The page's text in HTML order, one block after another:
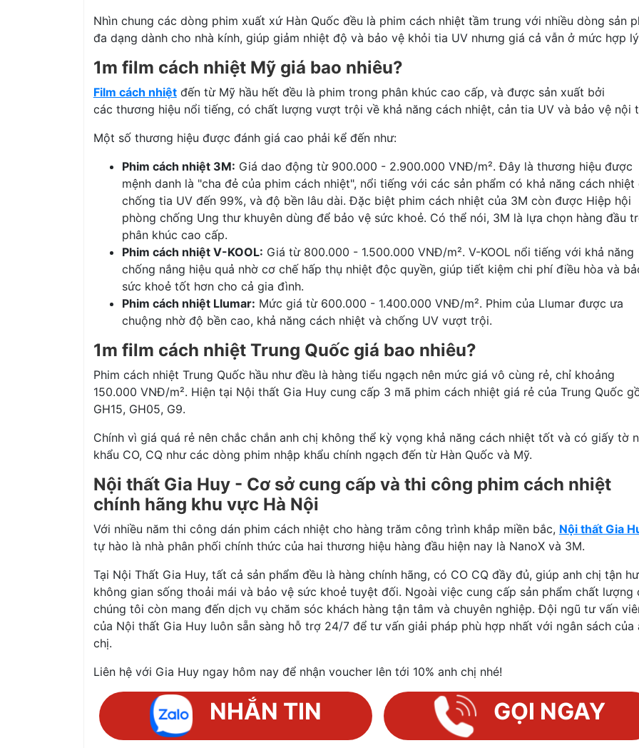
Nhìn chung các dòng phim xuất xứ Hàn Quốc đều là phim cách nhiệt tầm trung với nhiều dòng sản
đa dạng dành cho nhà kính, giúp giảm nhiệt độ và bảo vệ khỏi tia UV nhưng giá cả vẫn ở mức hợp
1m film cách nhiệt Mỹ giá bao nhiêu?
Film cách nhiệtđến từ Mỹ hầu hết đều là phim trong phân khúc cao cấp, và được sản xuất bởi
các thương hiệu nổi tiếng, có chất lượng vượt trội về khả năng cách nhiệt, cản tia UV và bảo vệ nội
Một số thương hiệu được đánh giá cao phải kể đến như:
Phim cách nhiệt 3M: Giá dao động từ 900.000 - 2.900.000 VNĐ/m². Đây là thương hiệu được
mệnh danh là "cha đẻ của phim cách nhiệt", nổi tiếng với các sản phẩm có khả năng cách nhiệt
chống tia UV đến 99%, và độ bền lâu dài. Đặc biệt phim cách nhiệt của 3M còn được Hiệp hội
phòng chống Ung thư khuyên dùng để bảo vệ sức khoẻ. Có thể nói, 3M là lựa chọn hàng đầu
phân khúc cao cấp.
Phim cách nhiệt V-KOOL: Giá từ 800.000 - 1.500.000 VNĐ/m². V-KOOL nổi tiếng với khả năng
chống nắng hiệu quả nhờ cơ chế hấp thụ nhiệt độc quyền, giúp tiết kiệm chi phí điều hòa và
sức khoẻ tốt hơn cho cả gia đình.
Phim cách nhiệt Llumar: Mức giá từ 600.000 - 1.400.000 VNĐ/m². Phim của Llumar được ưa
chuộng nhờ độ bền cao, khả năng cách nhiệt và chống UV vượt trội.
1m film cách nhiệt Trung Quốc giá bao nhiêu?
Phim cách nhiệt Trung Quốc hầu như đều là hàng tiểu ngạch nên mức giá vô cùng rẻ, chỉ khoảng
150.000 VNĐ/m². Hiện tại Nội thất Gia Huy cung cấp 3 mã phim cách nhiệt giá rẻ của Trung Quốc
GH15, GH05, G9.
Chính vì giá quá rẻ nên chắc chắn anh chị không thể kỳ vọng khả năng cách nhiệt tốt và có giấy tờ
khẩu CO, CQ như các dòng phim nhập khẩu chính ngạch đến từ Hàn Quốc và Mỹ.
Nội thất Gia Huy - Cơ sở cung cấp và thi công phim cách nhiệt
chính hãng khu vực Hà Nội
Với nhiều năm thi công dán phim cách nhiệt cho hàng trăm công trình khắp miền bắc, Nội thất Gia
tự hào là nhà phân phối chính thức của hai thương hiệu hàng đầu hiện nay là NanoX và 3M.
Tại Nội Thất Gia Huy, tất cả sản phẩm đều là hàng chính hãng, có CO CQ đầy đủ, giúp anh chị tận
không gian sống thoải mái và bảo vệ sức khoẻ tuyệt đối. Ngoài việc cung cấp sản phẩm chất lượng
chúng tôi còn mang đến dịch vụ chăm sóc khách hàng tận tâm và chuyên nghiệp. Đội ngũ tư vấn
của Nội thất Gia Huy luôn sẵn sàng hỗ trợ 24/7 để tư vấn giải pháp phù hợp nhất với ngân sách của
chị.
Liên hệ với Gia Huy ngay hôm nay để nhận voucher lên tới 10% anh chị nhé!
NHẮN TIN GỌI NGAY